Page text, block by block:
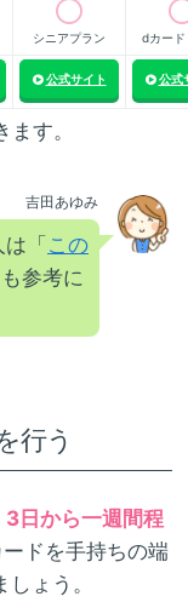
シニアプラン dカード
公式サイト 公式
す。
吉田あゆみ
「 この
も参考に
行う
3日から一週間程
ドを手持ちの端
ょう。